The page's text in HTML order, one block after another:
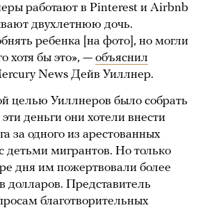
работают в Pinterest и Airbnb
двухлетнюю дочь.
ребенка [на фото], но могли
хотя бы это», — объяснил
News Дейв Уиллнер.
целью Уиллнеров было собрать
деньги они хотели внести
за одного из арестованных
детьми мигрантов. Но только
дня им пожертвовали более
долларов. Представитель
благотворительных